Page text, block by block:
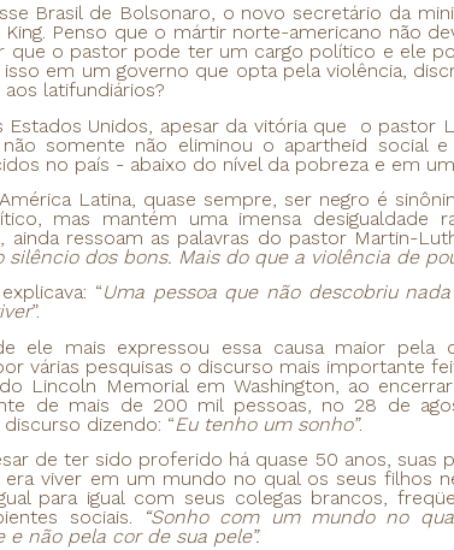
de Bolsonaro, o novo secretário da
Penso que o mártir norte-americano não
que o pastor pode ter um cargo político e ele
em um governo que opta pela violência,
latifundiários?
Estados Unidos, apesar da vitória que o pastor
somente não eliminou o apartheid social
no país - abaixo do nível da pobreza e em
Latina, quase sempre, ser negro é
mas mantém uma imensa desigualdade
ainda ressoam as palavras do pastor Martin-
silêncio dos bons. Mais do que a violência de
“Uma pessoa que não descobriu
”.
ele mais expressou essa causa maior
várias pesquisas o discurso mais importante
Lincoln Memorial em Washington, ao
de mais de 200 mil pessoas, no 28 de
dizendo: “Eu tenho um sonho”.
de ter sido proferido há quase 50 anos, suas
viver em um mundo no qual os seus filhos
para igual com seus colegas brancos,
sociais.
“Sonho com um mundo no
e não pela cor de sua pele”.